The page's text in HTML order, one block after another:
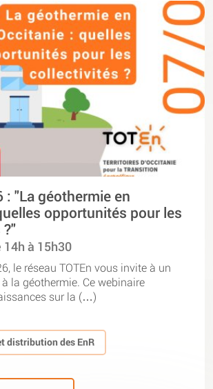
: "La géothermie en
opportunités pour les
à 15h30
le réseau TOTEn vous invite à un
la géothermie. Ce webinaire
sur la (…)
distribution des EnR